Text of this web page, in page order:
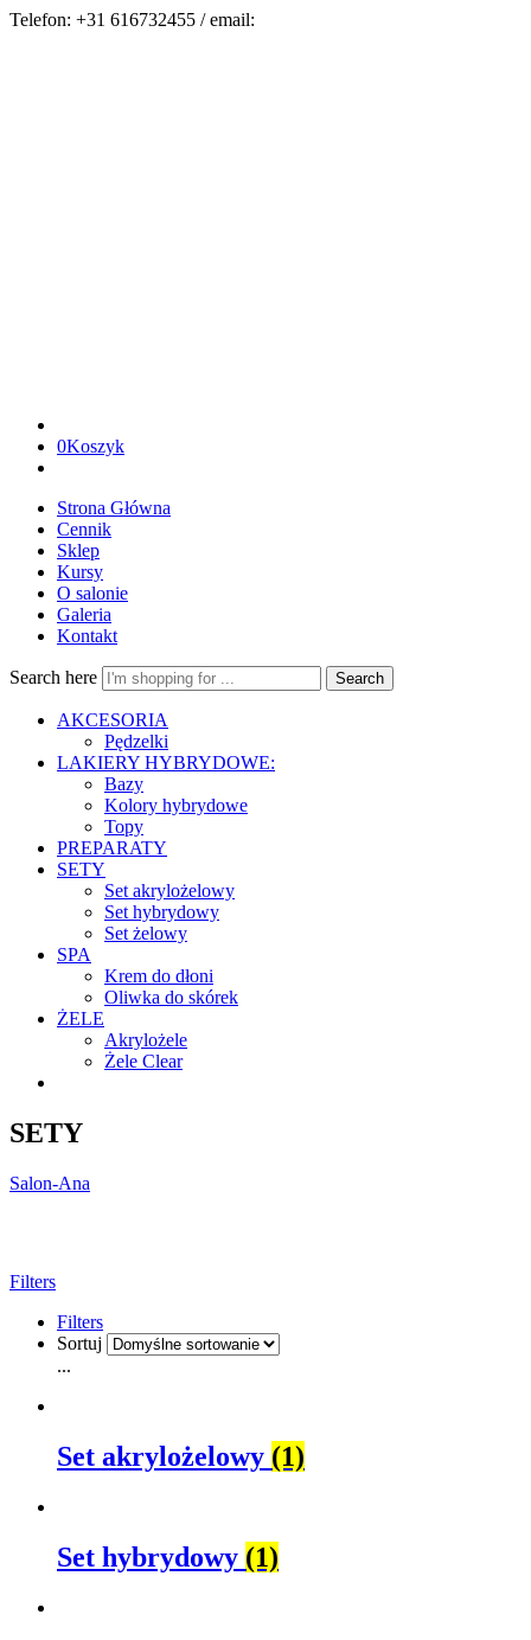
Telefon: +31 616732455 / email:
0Koszyk
Strona Główna
Cennik
Sklep
Kursy
O salonie
Galeria
Kontakt
Search here Search
AKCESORIA
Pędzelki
LAKIERY HYBRYDOWE:
Bazy
Kolory hybrydowe
Topy
PREPARATY
SETY
Set akrylożelowy
Set hybrydowy
Set żelowy
SPA
Krem do dłoni
Oliwka do skórek
ŻELE
Akrylożele
Żele Clear
SETY
Salon-Ana
Filters
Filters
Sortuj
...
Set akrylożelowy (1)
Set hybrydowy (1)